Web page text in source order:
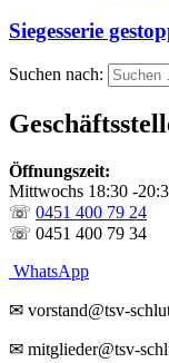
Siegesserie
Suchen nach:
Öffnungszeit:
Mittwochs 18:30 -
☏ 0451 400 79 24
☏ 0451 400 79 34
WhatsApp
✉ vorstand@tsv-
✉ mitglieder@tsv-